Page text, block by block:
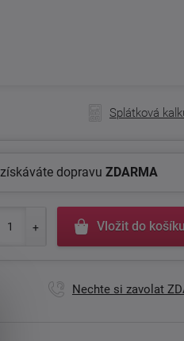
Splátková
dopravu ZDARMA
Vložit do košíku
Nechte si zavolat